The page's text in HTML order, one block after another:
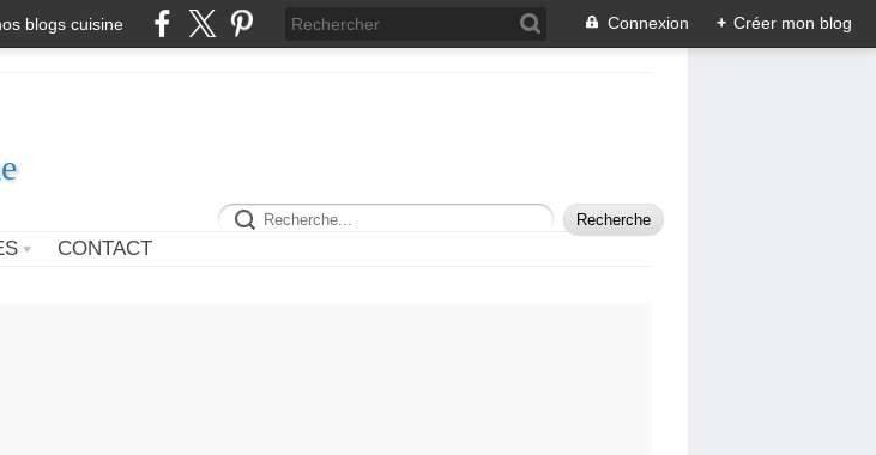
blogs cuisine Connexion + Créer mon blog
CONTACT